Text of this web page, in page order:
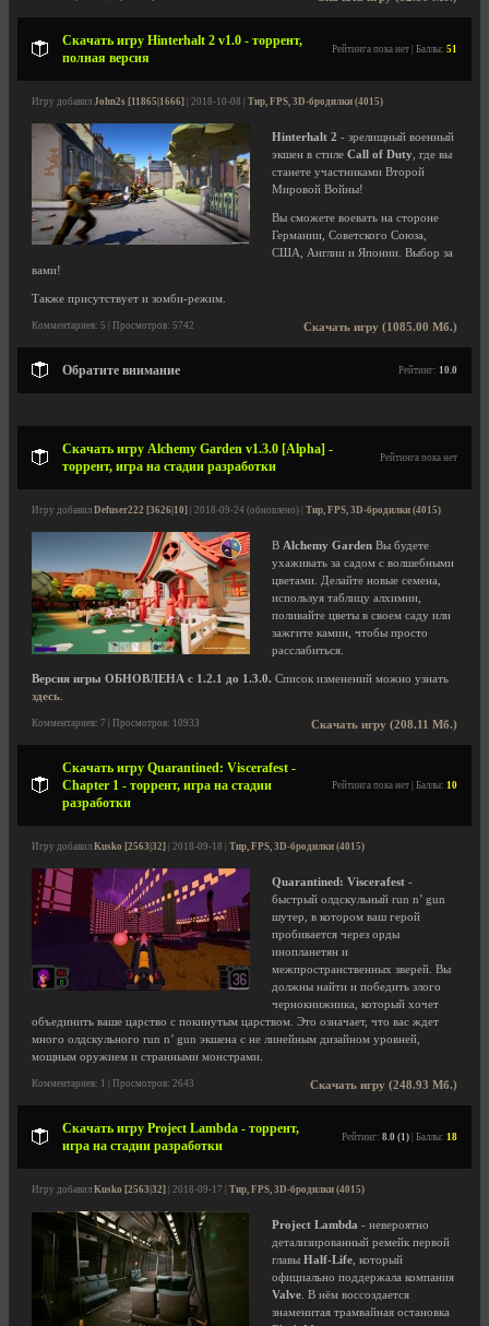
Скачать игру Hinterhalt 2 v1.0 - торрент,
полная версия
Рейтинга пока нет | Баллы: 51
Игру добавил John2s [11865|1666] | 2018-10-08 | Тир, FPS, 3D-бродилки (4015)
Hinterhalt 2 - зрелищный военный
экшен в стиле Call of Duty , где вы
станете участниками Второй
Мировой Войны!
Вы сможете воевать на стороне
Германии, Советского Союза,
США, Англии и Японии. Выбор за
вами!
Также присутствует и зомби-режим.
Скачать игру (1085.00 Мб.)
Комментариев: 5 | Просмотров: 5742
Обратите внимание Рейтинг: 10.0
Скачать игру Alchemy Garden v1.3.0 [Alpha] -
торрент, игра на стадии разработки
Рейтинга пока нет
Игру добавил Defuser222 [3626|10] | 2018-09-24 (обновлено) | Тир, FPS, 3D-бродилки (4015)
В Alchemy Garden Вы будете
ухаживать за садом с волшебными
цветами. Делайте новые семена,
используя таблицу алхимии,
поливайте цветы в своем саду или
зажгите камин, чтобы просто
расслабиться.
Версия игры ОБНОВЛЕНА с 1.2.1 до 1.3.0. Список изменений можно узнать
здесь
Скачать игру (208.11 Мб.)
Комментариев: 7 | Просмотров: 10933
Скачать игру Quarantined: Viscerafest -
Chapter 1 - торрент, игра на стадии
разработки
Рейтинга пока нет | Баллы: 10
Игру добавил Kusko [2563|32] | 2018-09-18 | Тир, FPS, 3D-бродилки (4015)
Quarantined: Viscerafest -
быстрый олдскульный run n’ gun
шутер, в котором ваш герой
пробивается через орды
инопланетян и
межпространственных зверей. Вы
должны найти и победить злого
чернокнижника, который хочет
объединить ваше царство с покинутым царством. Это означает, что вас ждет
много олдскульного run n’ gun экшена с не линейным дизайном уровней,
мощным оружием и странными монстрами.
Скачать игру (248.93 Мб.)
Комментариев: 1 | Просмотров: 2643
Скачать игру Project Lambda - торрент,
игра на стадии разработки
Рейтинг: 8.0 (1) | Баллы: 18
Игру добавил Kusko [2563|32] | 2018-09-17 | Тир, FPS, 3D-бродилки (4015)
Project Lambda - невероятно
детализированный ремейк первой
главы Half-Life , который
официально поддержала компания
Valve . В нём воссоздается
знаменитая трамвайная остановка